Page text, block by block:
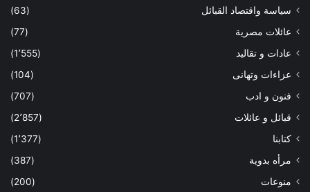
سياسة واقتصاد القبائل
(63)
عائلات مصرية
(77)
عادات و تقاليد
(1٬555)
عزاءات وتهانى
(104)
فنون و ادب
(707)
قبائل و عائلات
(2٬857)
كتابنا
(1٬377)
مرأه بدوية
(387)
منوعات
(200)